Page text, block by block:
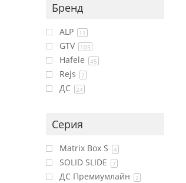
Бренд
ALP 11
GTV 105
Hafele 45
Rejs 7
ДС 24
Серия
Matrix Box S 4
SOLID SLIDE 7
ДС Премиумлайн 2